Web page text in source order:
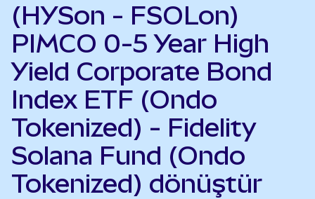
(HYSon - FSOLon)
PIMCO 0-5 Year High
Yield Corporate Bond
Index ETF (Ondo
Tokenized) - Fidelity
Solana Fund (Ondo
Tokenized) dönüştür